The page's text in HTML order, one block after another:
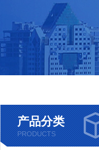
产品分类
PRODUCTS